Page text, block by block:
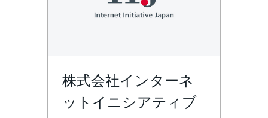
株式会社インターネ
ットイニシアティブ